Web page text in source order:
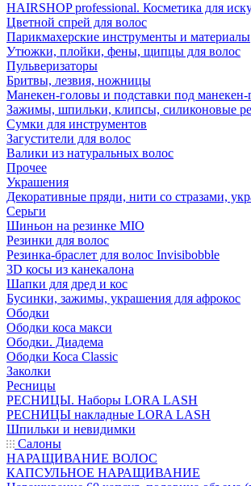
HAIRSHOP professional. Косметика для
Цветной спрей для волос
Парикмахерские инструменты и материалы
Утюжки, плойки, фены, щипцы для волос
Пульверизаторы
Бритвы, лезвия, ножницы
Манекен-головы и подставки под
Зажимы, шпильки, клипсы, силиконовые
Сумки для инструментов
Загустители для волос
Валики из натуральных волос
Прочее
Украшения
Декоративные пряди, нити со стразами,
Серьги
Шиньон на резинке MIO
Резинки для волос
Резинка-браслет для волос Invisibobble
3D косы из канекалона
Шапки для дред и кос
Бусинки, зажимы, украшения для афрокос
Ободки
Ободки коса макси
Ободки. Диадема
Ободки Коса Classic
Заколки
Ресницы
РЕСНИЦЫ. Наборы LORA LASH
РЕСНИЦЫ накладные LORA LASH
Шпильки и невидимки
Салоны
НАРАЩИВАНИЕ ВОЛОС
КАПСУЛЬНОЕ НАРАЩИВАНИЕ